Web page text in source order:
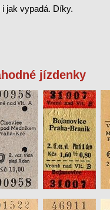
i jak vypadá. Díky.
jízdenky